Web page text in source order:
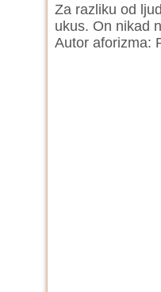
Za razliku od
ukus. On nikad
Autor aforizma: